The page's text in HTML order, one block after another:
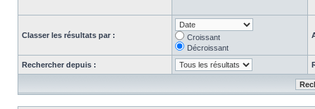
Classer les résultats par :
Croissant
Décroissant
Rechercher depuis :